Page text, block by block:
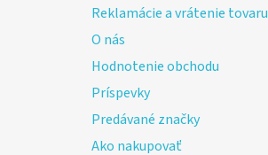
Reklamácie a vrátenie tovaru
O nás
Hodnotenie obchodu
Príspevky
Predávané značky
Ako nakupovať